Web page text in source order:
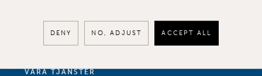
SÄLJA
VÅRA TJÄNSTER
DENY NO, ADJUST ACCEPT ALL